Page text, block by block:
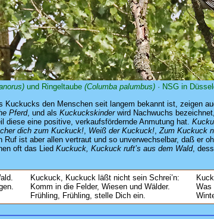
und Ringeltaube (Columba palumbus)· NSG in
den Menschen seit langem bekannt ist, zeigen
Pferd, und als Kuckuckskinderwird Nachwuchs
eine positive, verkaufsfördernde Anmutung hat.
dich zum Kuckuck! Weiß der Kuckuck! Zum Kuckuck
ist aber allen vertraut und so unverwechselbar, daß er
oft das Lied Kuckuck, Kuckuck ruft’s aus dem Wald,
Kuckuck, Kuckuck läßt nicht sein Schrei’n:
Komm in die Felder, Wiesen und Wälder.
Frühling, Frühling, stelle Dich ein.
Was